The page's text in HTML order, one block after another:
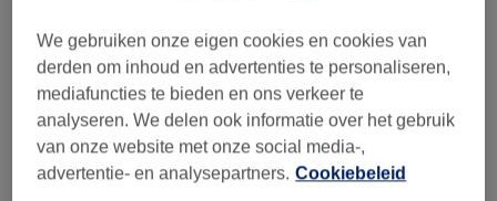
Skin tags removal ( fibromen verwijderen )
1 uToon beschrijving
€50 Kies
Regular back treatment
1 uToon beschrijving
€80
We gebruiken onze eigen cookies en cookies van
derden om inhoud en advertenties te personaliseren,
mediafuncties te bieden en ons verkeer te
analyseren. We delen ook informatie over het gebruik
van onze website met onze social media-,
advertentie- en analysepartners. Cookiebeleid